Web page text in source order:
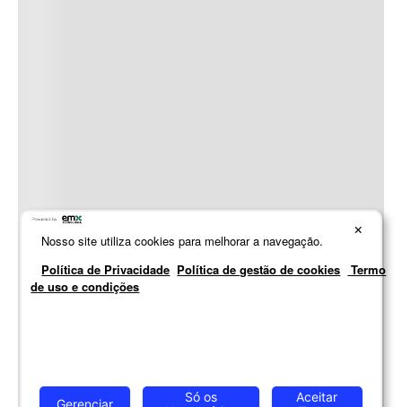
×
Nosso site utiliza cookies para melhorar a navegação.
Política de Privacidade Política de gestão de cookies
Termo
de uso e condições
Gerenciar
Só os
Aceitar